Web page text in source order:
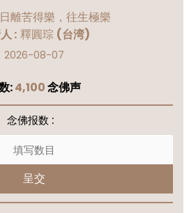
離苦得樂，往生極樂
: 釋圓琮 (台湾)
2026-08-07
:4,100念佛声
念佛报数 :
呈交